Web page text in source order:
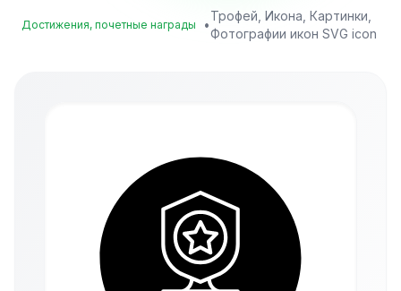
Достижения, почетные награды •
Трофей, Икона, Картинки,
Фотографии икон SVG icon